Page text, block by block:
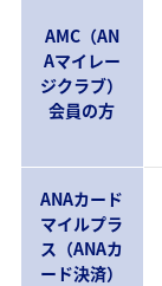
AMC（AN
Aマイレー
ジクラブ）
会員の方
ANAカード
マイルプラ
ス（ANAカ
ード決済）